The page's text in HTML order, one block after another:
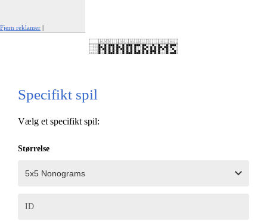
Fjern reklamer |
Specifikt spil
Vælg et specifikt spil:
Størrelse
ID